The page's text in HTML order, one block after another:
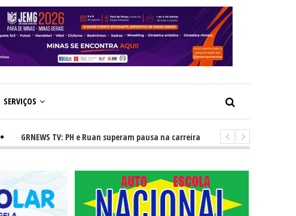
SERVIÇOS
GRNEWS TV: PH e Ruan superam pausa na carreira e vivem ascensão no cenário